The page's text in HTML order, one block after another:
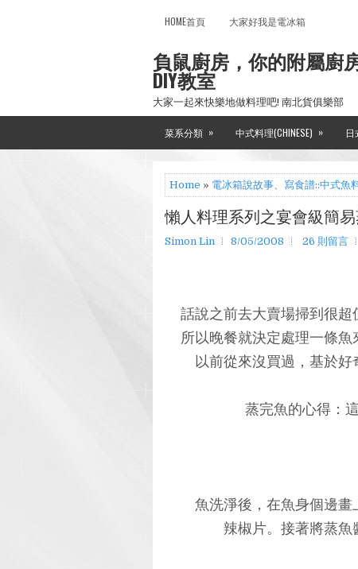
HOME首頁 大家好我是電冰箱
負鼠廚房，你的附屬廚
DIY教室
大家一起來快樂地做料理吧! 南北貨俱樂部
菜系分類 » 中式料理(CHINESE) » 日
Home » 電冰箱說故事、寫食譜::中式魚
懶人料理系列之宴會級簡
Simon Lin 8/05/2008 26 則留言
話說之前去大賣場掃到很超
所以晚餐就決定處理一條魚
以前從來沒買過，基於好
蒸完魚的心得：
魚洗淨後，在魚身個邊畫
辣椒片。接著將蒸魚